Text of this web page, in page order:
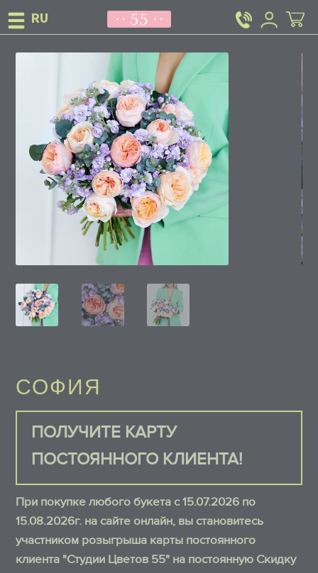
СОФИЯ
ПОЛУЧИТЕ КАРТУ
ПОСТОЯННОГО КЛИЕНТА!
При покупке любого букета с 15.07.2026 по
15.08.2026г. на сайте онлайн, вы становитесь
участником розыгрыша карты постоянного
клиента "Студии Цветов 55" на постоянную Скидку